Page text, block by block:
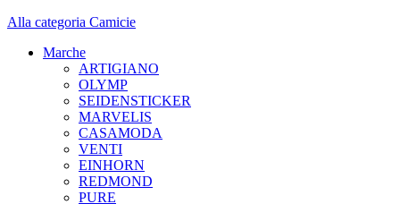
Alla categoria Camicie
Marche
ARTIGIANO
OLYMP
SEIDENSTICKER
MARVELIS
CASAMODA
VENTI
EINHORN
REDMOND
PURE